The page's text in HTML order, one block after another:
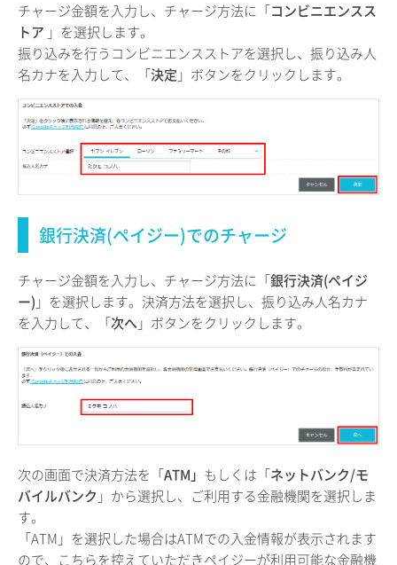
チャージ金額を入力し、チャージ方法に「コンビニエンスス
トア 」を選択します。
振り込みを行うコンビニエンスストアを選択し、振り込み人
名カナを入力して、「決定 」ボタンをクリックします。
銀行決済(ペイジー)でのチャージ
チャージ金額を入力し、チャージ方法に「銀行決済(ペイジ
ー) 」を選択します。決済方法を選択し、振り込み人名カナ
を入力して、「次へ 」ボタンをクリックします。
次の画面で決済方法を「ATM」 もしくは「ネットバンク/モ
バイルバンク 」から選択し、ご利用する金融機関を選択しま
す。
「ATM」を選択した場合はATMでの入金情報が表示されます
ので、こちらを控えていただきペイジーが利用可能な金融機